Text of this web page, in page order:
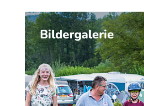
Bildergalerie